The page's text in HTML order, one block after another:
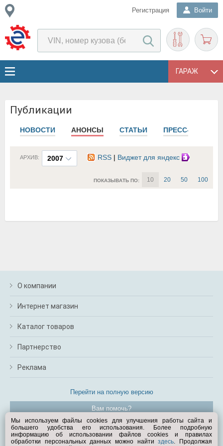
Регистрация Войти
ГАРАЖ
Публикации
НОВОСТИ АНОНСЫ СТАТЬИ ПРЕСС-РЕЛИЗЫ
2007
АРХИВ: RSS | Виджет для яндекс
ПОКАЗЫВАТЬ ПО: 10 20 50 100
О компании
Интернет магазин
Каталог товаров
Партнерство
Реклама
Перейти на полную версию
Вам помочь?
© Exist.ru 1998—2026
Мы используем файлы cookies для улучшения работы сайта и
большего удобства его использования. Более подробную
информацию об использовании файлов cookies и правилах
обработки персональных данных можно найтиздесь. Продолжая